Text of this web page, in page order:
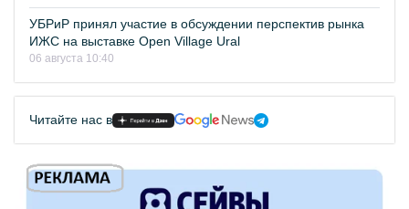
УБРиР принял участие в обсуждении перспектив рынка
ИЖС на выставке Open Village Ural
06 августа 10:40
Читайте нас в